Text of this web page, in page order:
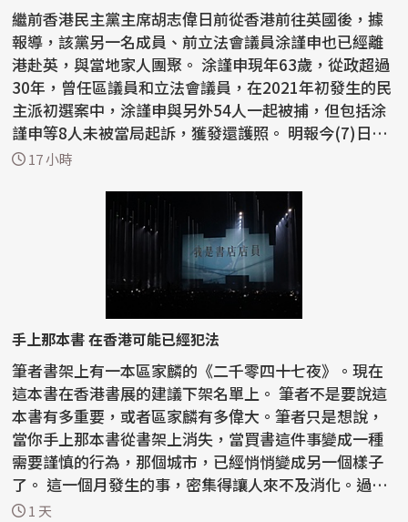
繼前香港民主黨主席胡志偉日前從香港前往英國後，據
報導，該黨另一名成員、前立法會議員涂謹申也已經離
港赴英，與當地家人團聚。 涂謹申現年63歲，從政超過
30年，曾任區議員和立法會議員，在2021年初發生的民
主派初選案中，涂謹申與另外54人一起被捕，但包括涂
謹申等8人未被當局起訴，獲發還護照。 明報今(7)日在
報導...
17 小時
手上那本書 在香港可能已經犯法
筆者書架上有一本區家麟的《二千零四十七夜》。現在
這本書在香港書展的建議下架名單上。 筆者不是要說這
本書有多重要，或者區家麟有多偉大。筆者只是想說，
當你手上那本書從書架上消失，當買書這件事變成一種
需要謹慎的行為，那個城市，已經悄悄變成另一個樣子
了。 這一個月發生的事，密集得讓人來不及消化。過去
半...1 天